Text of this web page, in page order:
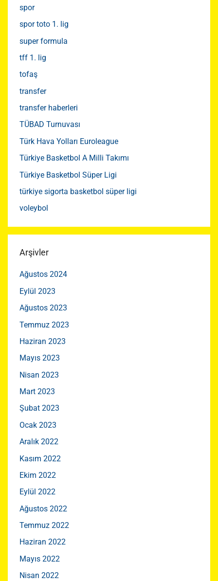
spor
spor toto 1. lig
super formula
tff 1. lig
tofaş
transfer
transfer haberleri
TÜBAD Turnuvası
Türk Hava Yolları Euroleague
Türkiye Basketbol A Milli Takımı
Türkiye Basketbol Süper Ligi
türkiye sigorta basketbol süper ligi
voleybol
Arşivler
Ağustos 2024
Eylül 2023
Ağustos 2023
Temmuz 2023
Haziran 2023
Mayıs 2023
Nisan 2023
Mart 2023
Şubat 2023
Ocak 2023
Aralık 2022
Kasım 2022
Ekim 2022
Eylül 2022
Ağustos 2022
Temmuz 2022
Haziran 2022
Mayıs 2022
Nisan 2022